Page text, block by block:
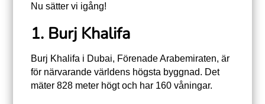
Nu sätter vi igång!
1. Burj Khalifa
Burj Khalifa i Dubai, Förenade Arabemiraten, är
för närvarande världens högsta byggnad. Det
mäter 828 meter högt och har 160 våningar.